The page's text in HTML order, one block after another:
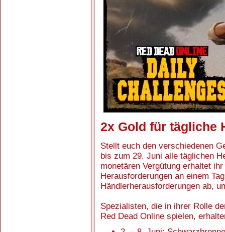
2x Gold für tägliche
Stellt euch den verschiedenen
bis zum 29. Juni alle täglichen
monetären Vergütung erhaltet
Herausforderungen an einem
Händlerherausforderungen ab,
Spezialisten, die in ihrer Rolle
Red Dead Online spielen,